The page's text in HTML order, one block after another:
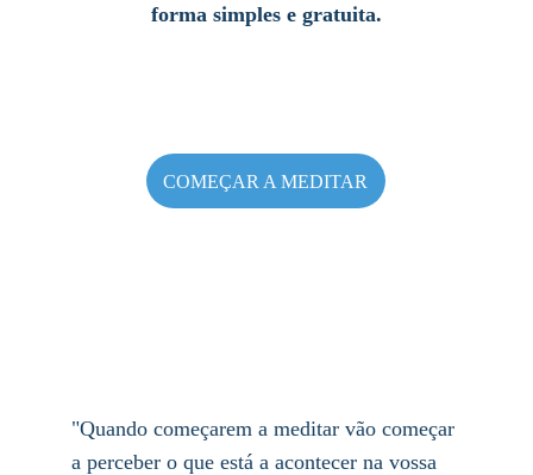
forma simples e gratuita.
COMEÇAR A MEDITAR
"Quando começarem a meditar vão começar
a perceber o que está a acontecer na vossa